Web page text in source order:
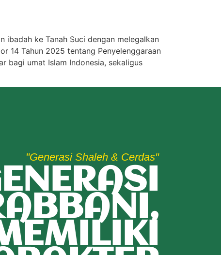
ibadah ke Tanah Suci dengan melegalkan
14 Tahun 2025 tentang Penyelenggaraan
bagi umat Islam Indonesia, sekaligus
"Generasi Shaleh & Cerdas"